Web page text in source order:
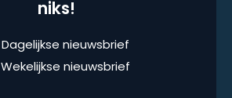
niks!
Dagelijkse nieuwsbrief
Wekelijkse nieuwsbrief
Dagelijkse nieuwsbrief